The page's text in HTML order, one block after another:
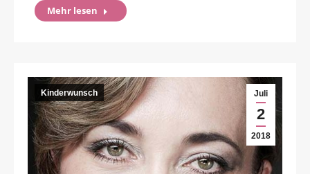
Mehr lesen
Juli
2
2018
Kinderwunsch